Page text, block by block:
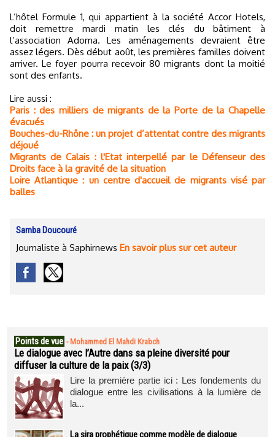
L’hôtel Formule 1, qui appartient à la société Accor Hotels,
doit remettre mardi matin les clés du bâtiment à
l’association Adoma. Les aménagements devraient être
assez légers. Dès début août, les premières familles doivent
arriver. Le foyer pourra recevoir 80 migrants dont la moitié
sont des enfants.
Lire aussi :
Paris : des milliers de migrants de la Porte de la Chapelle
évacués
Bouches-du-Rhône : un projet d’attentat contre des migrants
déjoué
Migrants de Calais : l'Etat interpellé par le Défenseur des
Droits face à la gravité de la situation
Loire Atlantique : un centre d'accueil de migrants visé par
balles
Samba Doucouré
Journaliste à Saphirnews En savoir plus sur cet auteur
Points de vue - Mohammed El Mahdi Krabch
Le dialogue avec l’Autre dans sa pleine diversité pour
diffuser la culture de la paix (3/3)
Lire la première partie ici : Les fondements du
dialogue entre les civilisations à la lumière de
la...
La sira prophétique comme modèle de dialogue